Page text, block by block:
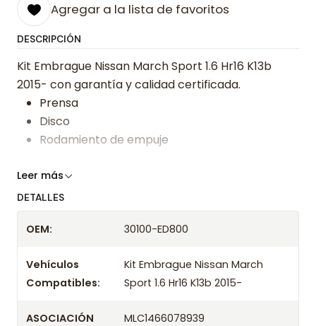
Agregar a la lista de favoritos
DESCRIPCIÓN
Kit Embrague Nissan March Sport 1.6 Hr16 K13b
2015- con garantía y calidad certificada.
Prensa
Disco
Rodamiento de empuje
Somos especialistas en embragues desde 2019,
tienda previo correo de confirmación.
Leer más
DETALLES
OEM: 30100-ED800
Vehículos
Compatibles:
Kit Embrague Nissan March
Sport 1.6 Hr16 K13b 2015-
ASOCIACIÓN
MLC1466078939